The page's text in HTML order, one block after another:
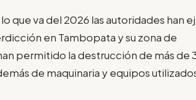
que va del 2026 las autoridades han
en Tambopata y su zona de
permitido la destrucción de más de
de maquinaria y equipos